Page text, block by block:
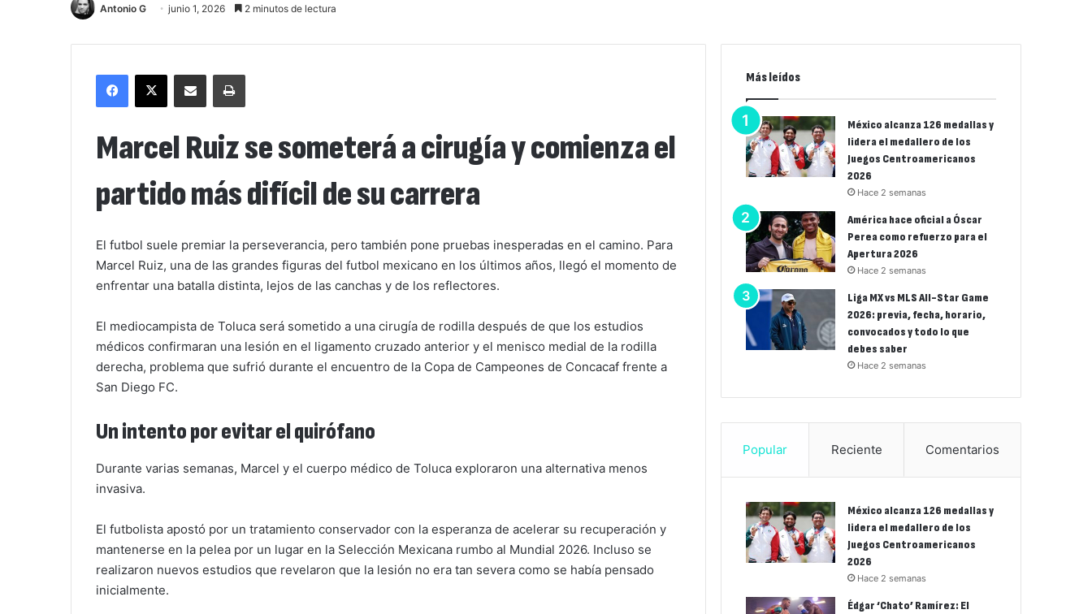
Antonio G junio 1, 2026 2 minutos de lectura
Facebook
X Compartir por correo electrónicoImprimir
Marcel Ruiz se someterá a cirugía y comienza el
partido más difícil de su carrera
El futbol suele premiar la perseverancia, pero también pone pruebas inesperadas en el camino. Para
Marcel Ruiz, una de las grandes figuras del futbol mexicano en los últimos años, llegó el momento de
enfrentar una batalla distinta, lejos de las canchas y de los reflectores.
El mediocampista de Toluca será sometido a una cirugía de rodilla después de que los estudios
médicos confirmaran una lesión en el ligamento cruzado anterior y el menisco medial de la rodilla
derecha, problema que sufrió durante el encuentro de la Copa de Campeones de Concacaf frente a
San Diego FC.
Un intento por evitar el quirófano
Durante varias semanas, Marcel y el cuerpo médico de Toluca exploraron una alternativa menos
invasiva.
El futbolista apostó por un tratamiento conservador con la esperanza de acelerar su recuperación y
mantenerse en la pelea por un lugar en la Selección Mexicana rumbo al Mundial 2026. Incluso se
realizaron nuevos estudios que revelaron que la lesión no era tan severa como se había pensado
inicialmente.
Más leídos
México alcanza 126 medallas y
lidera el medallero de los
Juegos Centroamericanos
2026
Hace 2 semanas
América hace oficial a Óscar
Perea como refuerzo para el
Apertura 2026
Hace 2 semanas
Liga MX vs MLS All-Star Game
2026: previa, fecha, horario,
convocados y todo lo que
debes saber
Hace 2 semanas
Popular Reciente Comentarios
México alcanza 126 medallas y
lidera el medallero de los
Juegos Centroamericanos
2026
Hace 2 semanas
Édgar ‘Chato’ Ramírez: El